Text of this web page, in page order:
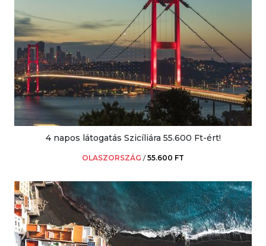
4 napos látogatás Szicíliára 55.600 Ft-ért!
OLASZORSZÁG /55.600 FT